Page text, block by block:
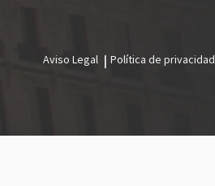
legal
Aviso Legal Política de privacidad